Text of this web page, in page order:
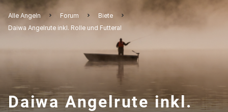
Alle Angeln Forum
Biete
Daiwa Angelrute inkl. Rolle und Futteral
Daiwa Angelrute inkl.